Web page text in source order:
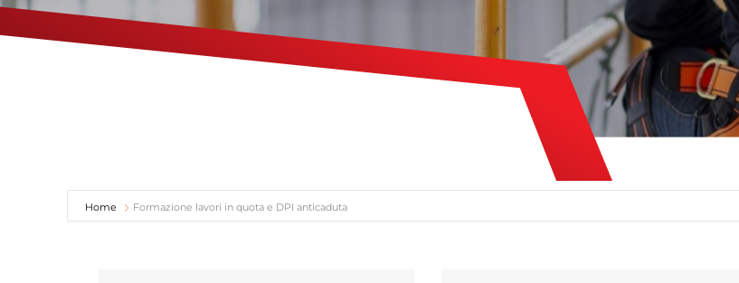
Home Formazione lavori in quota e DPI anticaduta